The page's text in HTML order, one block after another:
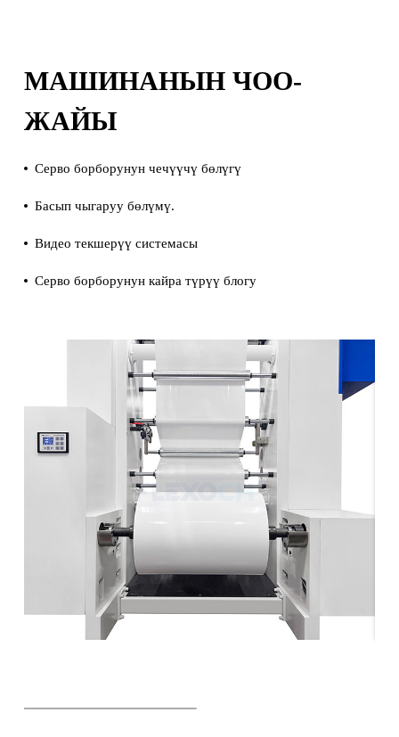
МАШИНАНЫН ЧОО-
ЖАЙЫ
Серво борборунун чечүүчү бөлүгү
Басып чыгаруу бөлүмү.
Видео текшерүү системасы
Серво борборунун кайра түрүү блогу